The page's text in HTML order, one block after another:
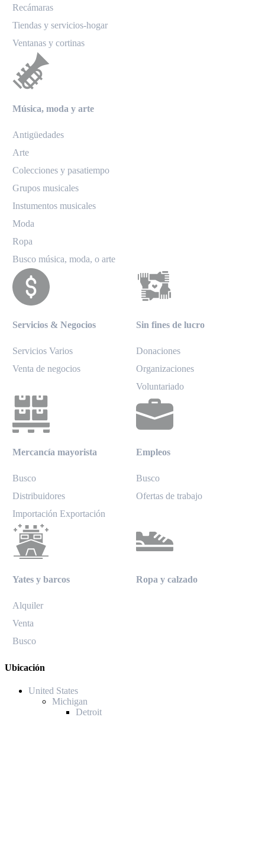
Recámaras
Tiendas y servicios-hogar
Ventanas y cortinas
Música, moda y arte
Antigüedades
Arte
Colecciones y pasatiempo
Grupos musicales
Instumentos musicales
Moda
Ropa
Busco música, moda, o arte
Servicios & Negocios
Servicios Varios
Venta de negocios
Sin fines de lucro
Donaciones
Organizaciones
Voluntariado
Mercancía mayorista
Busco
Distribuidores
Importación Exportación
Empleos
Busco
Ofertas de trabajo
Yates y barcos
Alquiler
Venta
Busco
Ropa y calzado
Ubicación
United States
Michigan
Detroit